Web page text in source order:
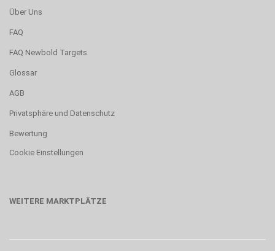
Über Uns
FAQ
FAQ Newbold Targets
Glossar
AGB
Privatsphäre und Datenschutz
Bewertung
Cookie Einstellungen
WEITERE MARKTPLÄTZE